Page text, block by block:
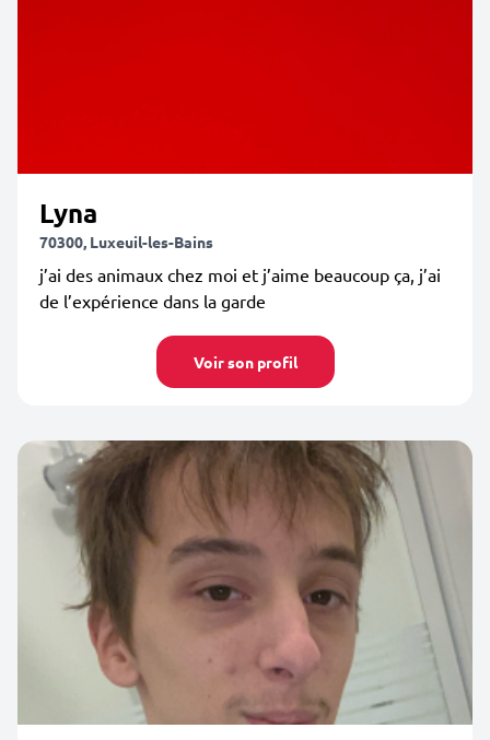
Lyna
70300, Luxeuil-les-Bains
j’ai des animaux chez moi et j’aime beaucoup ça, j’ai
de l’expérience dans la garde
Voir son profil